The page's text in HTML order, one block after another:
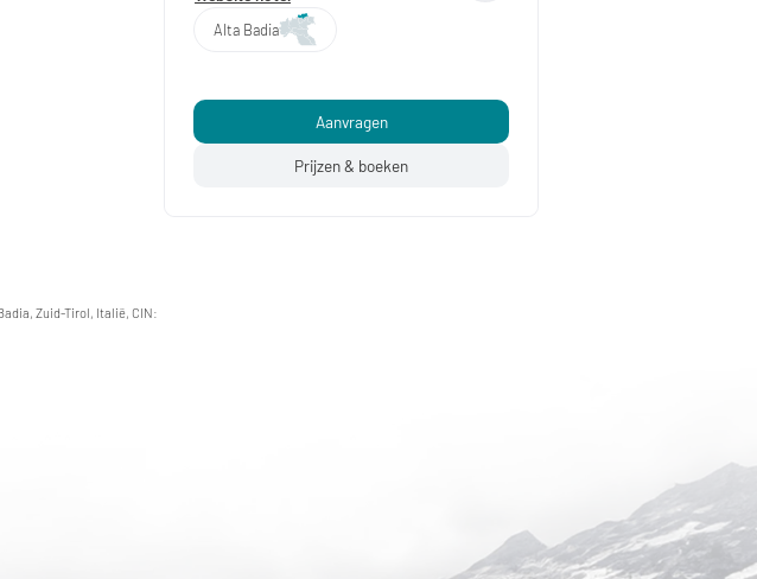
Zuid-Tirol, Italië, CIN:
Alta Badia
Aanvragen
Prijzen & boeken